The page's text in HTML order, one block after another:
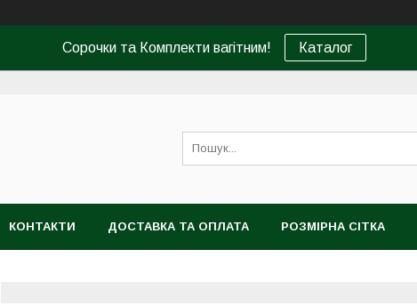
Сорочки та Комплекти вагітним! Каталог
КОНТАКТИ ДОСТАВКА ТА ОПЛАТА РОЗМІРНА СІТКА